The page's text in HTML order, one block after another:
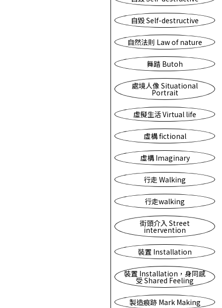
自毀 Self-destructive
自然法則 Law of nature
舞踏 Butoh
處境人像 Situational
Portrait
虛擬生活 Virtual life
虛構 fictional
虛構 Imaginary
行走 Walking
行走walking
街頭介入 Street
intervention
裝置 Installation
裝置 Installation，身同感
受 Shared Feeling
製造痕跡 Mark Making